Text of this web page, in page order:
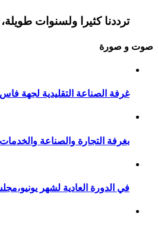
ترددنا كثيرا ولسنوات
صوت و صورة
غرفة الصناعة التقليدية لجهة
بغرفة التجارة والصناعة
في الدورة العادية لشهر